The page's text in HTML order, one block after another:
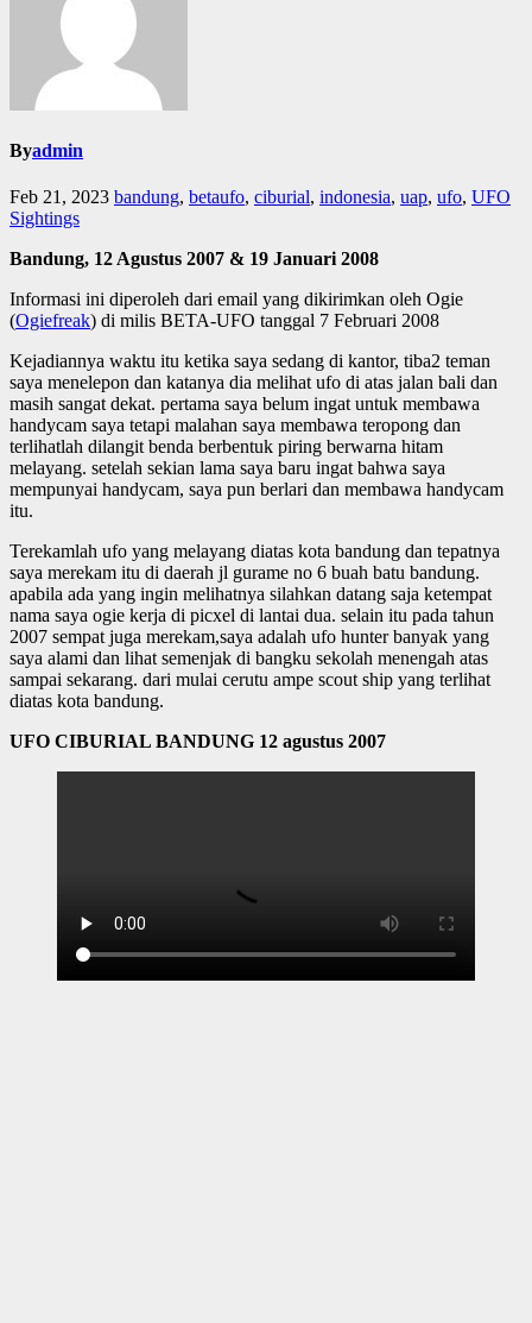
Byadmin
Feb 21, 2023 bandung, betaufo, ciburial, indonesia, uap, ufo, UFO
Sightings
Bandung, 12 Agustus 2007 & 19 Januari 2008
Informasi ini diperoleh dari email yang dikirimkan oleh Ogie
(Ogiefreak) di milis BETA-UFO tanggal 7 Februari 2008
Kejadiannya waktu itu ketika saya sedang di kantor, tiba2 teman
saya menelepon dan katanya dia melihat ufo di atas jalan bali dan
masih sangat dekat. pertama saya belum ingat untuk membawa
handycam saya tetapi malahan saya membawa teropong dan
terlihatlah dilangit benda berbentuk piring berwarna hitam
melayang. setelah sekian lama saya baru ingat bahwa saya
mempunyai handycam, saya pun berlari dan membawa handycam
itu.
Terekamlah ufo yang melayang diatas kota bandung dan tepatnya
saya merekam itu di daerah jl gurame no 6 buah batu bandung.
apabila ada yang ingin melihatnya silahkan datang saja ketempat
nama saya ogie kerja di picxel di lantai dua. selain itu pada tahun
2007 sempat juga merekam,saya adalah ufo hunter banyak yang
saya alami dan lihat semenjak di bangku sekolah menengah atas
sampai sekarang. dari mulai cerutu ampe scout ship yang terlihat
diatas kota bandung.
UFO CIBURIAL BANDUNG 12 agustus 2007